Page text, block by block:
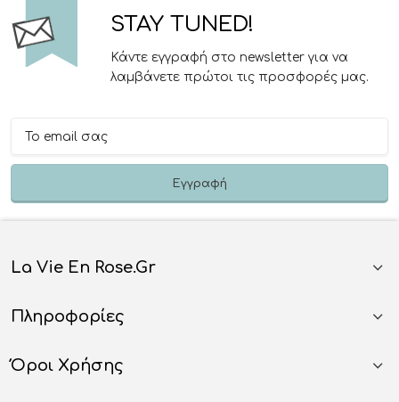
STAY TUNED!
Κάντε εγγραφή στο newsletter για να
λαμβάνετε πρώτοι τις προσφορές μας.
La Vie En Rose.gr
Πληροφορίες
Όροι Χρήσης